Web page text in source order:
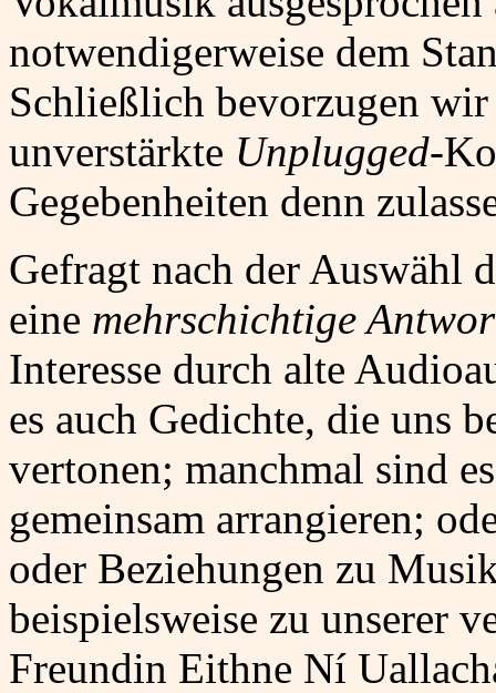
notwendigerweise dem
Schließlich bevorzugen
unverstärkte Unplugged-
Gegebenheiten denn
Gefragt nach der Auswähl
eine mehrschichtige
Interesse durch alte
es auch Gedichte, die uns
vertonen; manchmal sind
gemeinsam arrangieren;
oder Beziehungen zu
beispielsweise zu unserer
Freundin Eithne Ní